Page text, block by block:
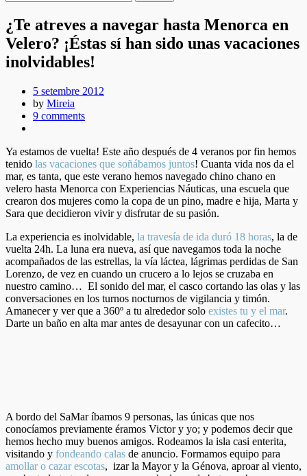
¿Te atreves a navegar hasta Menorca en
Velero? ¡Éstas sí han sido unas vacaciones
inolvidables!
5 setembre 2012
by Mireia
9 comments
Ya estamos de vuelta! Este año después de 4 veranos por fin hemos
tenido las vacaciones que soñábamos juntos! Cuanta vida nos da el
mar, es tanta, que este verano hemos navegado chino chano en
velero hasta Menorca con Experiencias Náuticas, una escuela que
crearon dos mujeres como la copa de un pino, madre e hija, Marta y
Sara que decidieron vivir y disfrutar de su pasión.
La experiencia es inolvidable, la travesía de ida duró 18 horas, la de
vuelta 24h. La luna era nueva, así que navegamos toda la noche
acompañados de las estrellas, la vía láctea, lágrimas perdidas de San
Lorenzo, de vez en cuando un crucero a lo lejos se cruzaba en
nuestro camino… El sonido del mar, el casco cortando las olas y las
conversaciones en los turnos nocturnos de vigilancia y timón.
Amanecer y ver que a 360º a tu alrededor solo existes tu y el mar.
Darte un baño en alta mar antes de desayunar con un cafecito…
A bordo del SaMar íbamos 9 personas, las únicas que nos
conocíamos previamente éramos Victor y yo; y podemos decir que
hemos hecho muy buenos amigos. Rodeamos la isla casi enterita,
visitando y fondeando calas de anuncio. Formamos equipo para
amollar o cazar escotas, izar la Mayor y la Génova, aproar al viento,